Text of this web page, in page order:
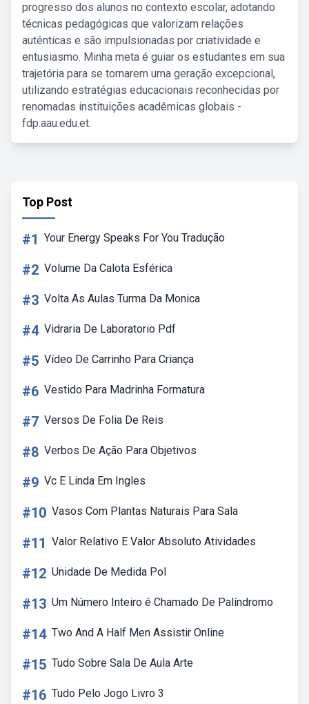
progresso dos alunos no contexto escolar, adotando
técnicas pedagógicas que valorizam relações
autênticas e são impulsionadas por criatividade e
entusiasmo. Minha meta é guiar os estudantes em sua
trajetória para se tornarem uma geração excepcional,
utilizando estratégias educacionais reconhecidas por
renomadas instituições acadêmicas globais -
fdp.aau.edu.et.
Top Post
#1 Your Energy Speaks For You Tradução
#2 Volume Da Calota Esférica
#3 Volta As Aulas Turma Da Monica
#4 Vidraria De Laboratorio Pdf
#5 Vídeo De Carrinho Para Criança
#6 Vestido Para Madrinha Formatura
#7 Versos De Folia De Reis
#8 Verbos De Ação Para Objetivos
#9 Vc E Linda Em Ingles
#10 Vasos Com Plantas Naturais Para Sala
#11 Valor Relativo E Valor Absoluto Atividades
#12 Unidade De Medida Pol
#13 Um Número Inteiro é Chamado De Palíndromo
#14 Two And A Half Men Assistir Online
#15 Tudo Sobre Sala De Aula Arte
#16 Tudo Pelo Jogo Livro 3